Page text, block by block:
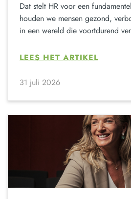
Dat stelt HR voor een
houden we mensen gezond,
in een wereld die voortdurend
LEES HET ARTIKEL
31 juli 2026